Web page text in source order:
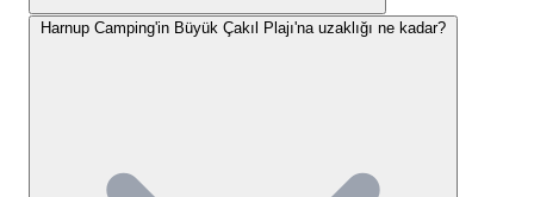
ve Saklıkent Kanyonu gibi keşfedilmeyi bekleyen
Harnup Camping Konaklama
Harnup Camping'in Büyük Çakıl Plajı'na uzaklığı ne kadar?